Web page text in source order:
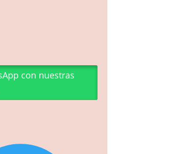
con nuestras